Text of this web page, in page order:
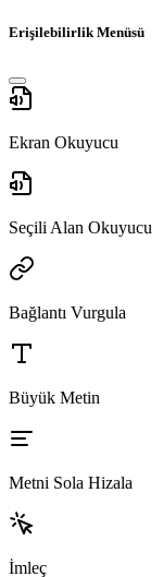
Erişilebilirlik Menüsü
Ekran Okuyucu
Seçili Alan Okuyucu
Bağlantı Vurgula
Büyük Metin
Metni Sola Hizala
İmleç